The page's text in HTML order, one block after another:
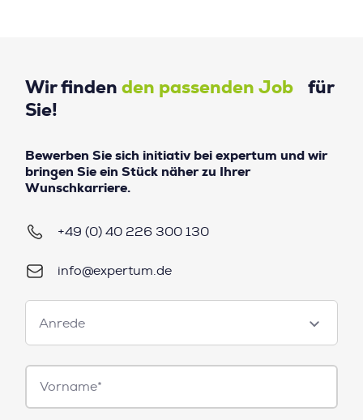
Wir finden den passenden Job für
Sie!
Bewerben Sie sich initiativ bei expertum und wir
bringen Sie ein Stück näher zu Ihrer
Wunschkarriere.
+49 (0) 40 226 300 130
info@expertum.de
Anrede
Anrede
Vorname*